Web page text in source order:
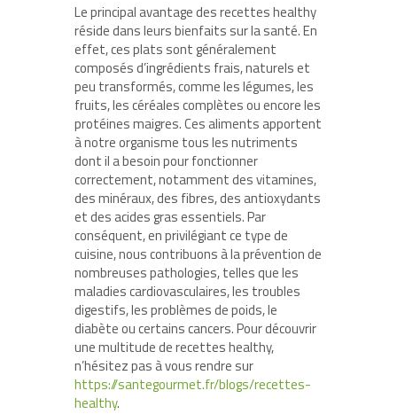
Le principal avantage des recettes healthy
réside dans leurs bienfaits sur la santé. En
effet, ces plats sont généralement
composés d’ingrédients frais, naturels et
peu transformés, comme les légumes, les
fruits, les céréales complètes ou encore les
protéines maigres. Ces aliments apportent
à notre organisme tous les nutriments
dont il a besoin pour fonctionner
correctement, notamment des vitamines,
des minéraux, des fibres, des antioxydants
et des acides gras essentiels. Par
conséquent, en privilégiant ce type de
cuisine, nous contribuons à la prévention de
nombreuses pathologies, telles que les
maladies cardiovasculaires, les troubles
digestifs, les problèmes de poids, le
diabète ou certains cancers. Pour découvrir
une multitude de recettes healthy,
n’hésitez pas à vous rendre sur
https://santegourmet.fr/blogs/recettes-
healthy.